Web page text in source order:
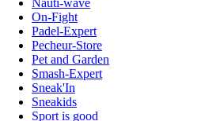
Nauti-wave
On-Fight
Padel-Expert
Pecheur-Store
Pet and Garden
Smash-Expert
Sneak'In
Sneakids
Sport is good